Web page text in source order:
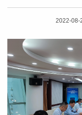
2022-